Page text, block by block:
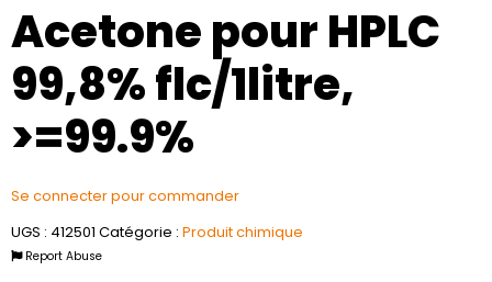
Acetone pour HPLC
99,8% flc/1litre,
>=99.9%
Se connecter pour commander
UGS : 412501 Catégorie : Produit chimique
Report Abuse